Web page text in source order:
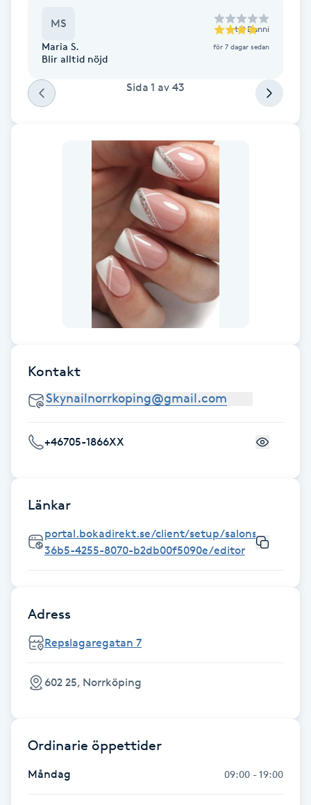
Fransrengöring
Frekvensterapi
Friskvård
Friskvårdsmassage
G
Gel naglar
Gelenaglar
Gellack med förstärkning
Gravidmassage
Gravidyoga
Gruppträning
Gua Sha-massage
Headspa
MS till Danni
Maria S. för 7 dagar sedan
Blir alltid nöjd
Sida 1 av 43
Kontakt
+46705-1866XX
Länkar
portal.bokadirekt.se/client/setup/salons/
36b5-4255-8070-b2db00f5090e/editor
Adress
Repslagaregatan 7
602 25, Norrköping
Ordinarie öppettider
Måndag 09:00 - 19:00